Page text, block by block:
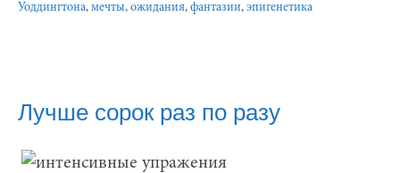
Уоддингтона, мечты, ожидания, фантазии, эпигенетика
Лучше сорок раз по разу